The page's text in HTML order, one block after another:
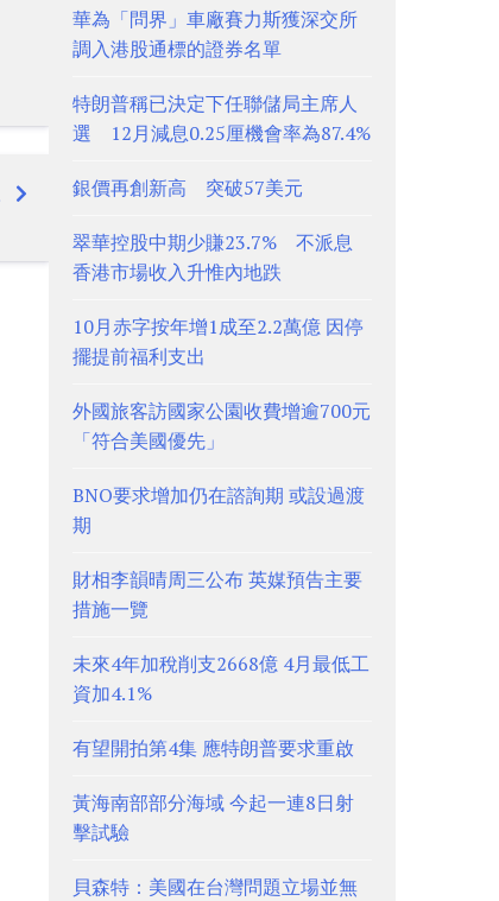
華為「問界」車廠賽力斯獲深交所
調入港股通標的證券名單
特朗普稱已決定下任聯儲局主席人
選 12月減息0.25厘機會率為87.4%
銀價再創新高 突破57美元
翠華控股中期少賺23.7% 不派息
香港市場收入升惟內地跌
10月赤字按年增1成至2.2萬億 因停
擺提前福利支出
外國旅客訪國家公園收費增逾700元
「符合美國優先」
BNO要求增加仍在諮詢期 或設過渡
期
財相李韻晴周三公布 英媒預告主要
措施一覽
未來4年加稅削支2668億 4月最低工
資加4.1%
有望開拍第4集 應特朗普要求重啟
黃海南部部分海域 今起一連8日射
擊試驗
貝森特：美國在台灣問題立場並無